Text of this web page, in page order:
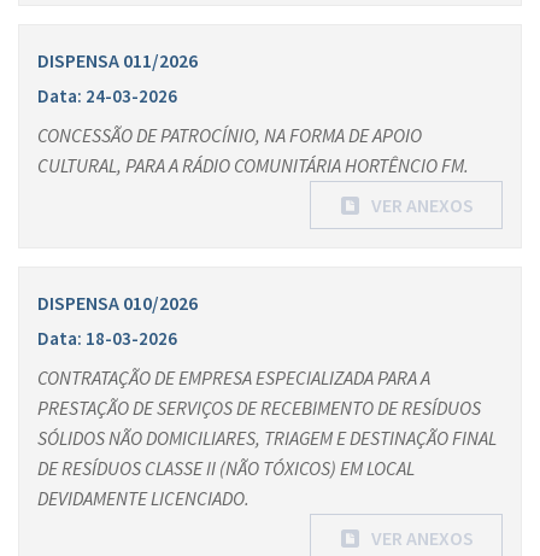
DISPENSA 011/2026
Data: 24-03-2026
CONCESSÃO DE PATROCÍNIO, NA FORMA DE APOIO
CULTURAL, PARA A RÁDIO COMUNITÁRIA HORTÊNCIO FM.
VER ANEXOS
DISPENSA 010/2026
Data: 18-03-2026
CONTRATAÇÃO DE EMPRESA ESPECIALIZADA PARA A
PRESTAÇÃO DE SERVIÇOS DE RECEBIMENTO DE RESÍDUOS
SÓLIDOS NÃO DOMICILIARES, TRIAGEM E DESTINAÇÃO FINAL
DE RESÍDUOS CLASSE II (NÃO TÓXICOS) EM LOCAL
DEVIDAMENTE LICENCIADO.
VER ANEXOS